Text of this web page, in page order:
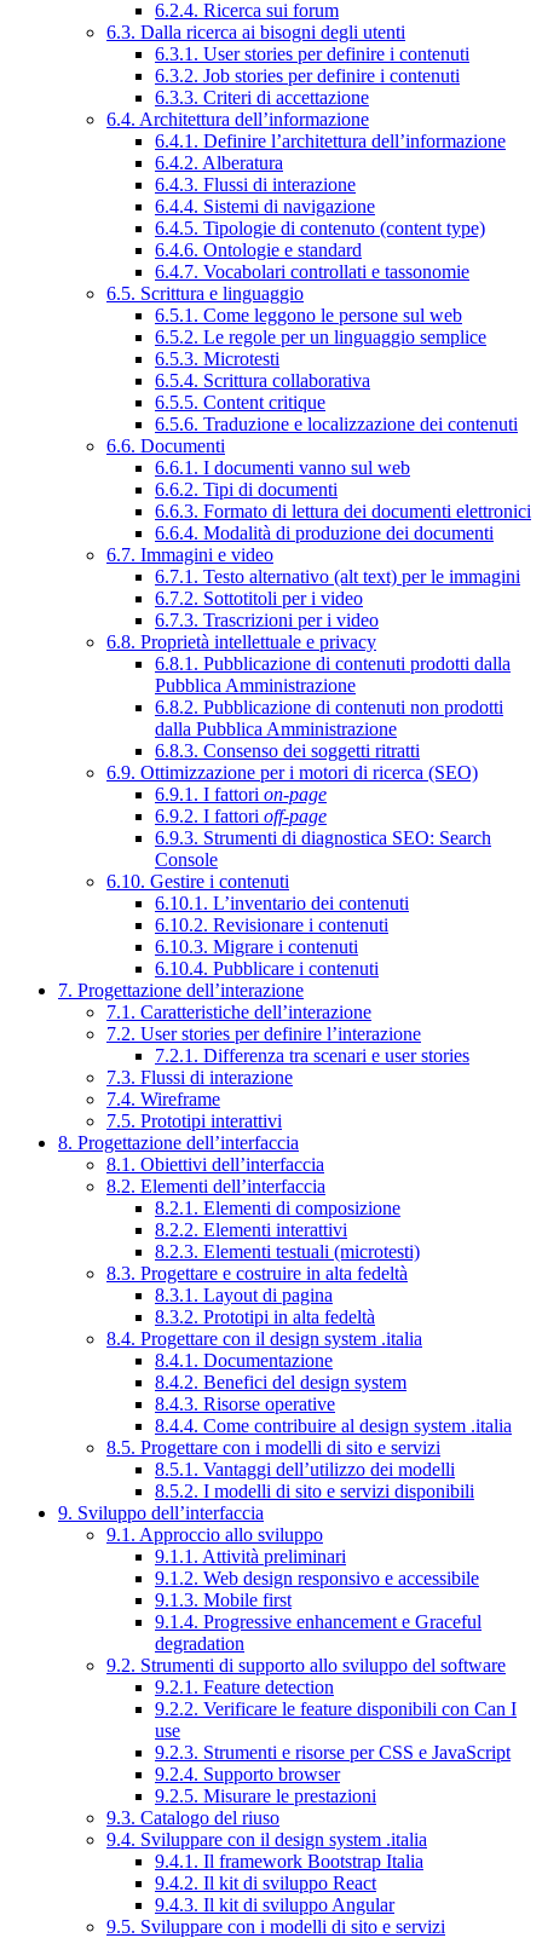
6.2.4. Ricerca sui forum
6.3. Dalla ricerca ai bisogni degli utenti
6.3.1. User stories per definire i contenuti
6.3.2. Job stories per definire i contenuti
6.3.3. Criteri di accettazione
6.4. Architettura dell’informazione
6.4.1. Definire l’architettura dell’informazione
6.4.2. Alberatura
6.4.3. Flussi di interazione
6.4.4. Sistemi di navigazione
6.4.5. Tipologie di contenuto (content type)
6.4.6. Ontologie e standard
6.4.7. Vocabolari controllati e tassonomie
6.5. Scrittura e linguaggio
6.5.1. Come leggono le persone sul web
6.5.2. Le regole per un linguaggio semplice
6.5.3. Microtesti
6.5.4. Scrittura collaborativa
6.5.5. Content critique
6.5.6. Traduzione e localizzazione dei contenuti
6.6. Documenti
6.6.1. I documenti vanno sul web
6.6.2. Tipi di documenti
6.6.3. Formato di lettura dei documenti elettronici
6.6.4. Modalità di produzione dei documenti
6.7. Immagini e video
6.7.1. Testo alternativo (alt text) per le immagini
6.7.2. Sottotitoli per i video
6.7.3. Trascrizioni per i video
6.8. Proprietà intellettuale e privacy
6.8.1. Pubblicazione di contenuti prodotti dalla
Pubblica Amministrazione
6.8.2. Pubblicazione di contenuti non prodotti
dalla Pubblica Amministrazione
6.8.3. Consenso dei soggetti ritratti
6.9. Ottimizzazione per i motori di ricerca (SEO)
6.9.1. I fattori on-page
6.9.2. I fattori off-page
6.9.3. Strumenti di diagnostica SEO: Search
Console
6.10. Gestire i contenuti
6.10.1. L’inventario dei contenuti
6.10.2. Revisionare i contenuti
6.10.3. Migrare i contenuti
6.10.4. Pubblicare i contenuti
7. Progettazione dell’interazione
7.1. Caratteristiche dell’interazione
7.2. User stories per definire l’interazione
7.2.1. Differenza tra scenari e user stories
7.3. Flussi di interazione
7.4. Wireframe
7.5. Prototipi interattivi
8. Progettazione dell’interfaccia
8.1. Obiettivi dell’interfaccia
8.2. Elementi dell’interfaccia
8.2.1. Elementi di composizione
8.2.2. Elementi interattivi
8.2.3. Elementi testuali (microtesti)
8.3. Progettare e costruire in alta fedeltà
8.3.1. Layout di pagina
8.3.2. Prototipi in alta fedeltà
8.4. Progettare con il design system .italia
8.4.1. Documentazione
8.4.2. Benefici del design system
8.4.3. Risorse operative
8.4.4. Come contribuire al design system .italia
8.5. Progettare con i modelli di sito e servizi
8.5.1. Vantaggi dell’utilizzo dei modelli
8.5.2. I modelli di sito e servizi disponibili
9. Sviluppo dell’interfaccia
9.1. Approccio allo sviluppo
9.1.1. Attività preliminari
9.1.2. Web design responsivo e accessibile
9.1.3. Mobile first
9.1.4. Progressive enhancement e Graceful
degradation
9.2. Strumenti di supporto allo sviluppo del software
9.2.1. Feature detection
9.2.2. Verificare le feature disponibili con Can I
use
9.2.3. Strumenti e risorse per CSS e JavaScript
9.2.4. Supporto browser
9.2.5. Misurare le prestazioni
9.3. Catalogo del riuso
9.4. Sviluppare con il design system .italia
9.4.1. Il framework Bootstrap Italia
9.4.2. Il kit di sviluppo React
9.4.3. Il kit di sviluppo Angular
9.5. Sviluppare con i modelli di sito e servizi